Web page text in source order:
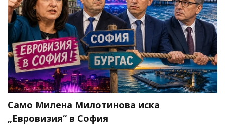
Само Милена Милотинова иска
„Евровизия“ в София